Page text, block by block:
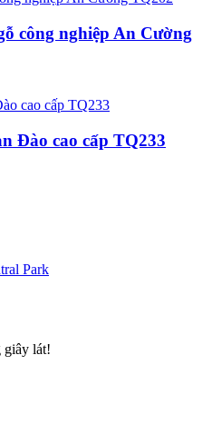
công nghiệp An Cường
Đào cao cấp TQ233
lát!